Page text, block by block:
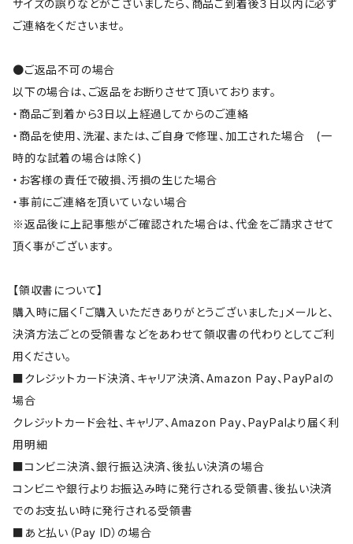
サイズの誤りなどがございましたら、商品ご到着後３日以内に必ず
ご連絡をくださいませ。
●ご返品不可の場合
以下の場合は、ご返品をお断りさせて頂いております。
・商品ご到着から3日以上経過してからのご連絡
・商品を使用、洗濯、または、ご自身で修理、加工された場合 (一
時的な試着の場合は除く)
・お客様の責任で破損、汚損の生じた場合
・事前にご連絡を頂いていない場合
※返品後に上記事態がご確認された場合は、代金をご請求させて
頂く事がございます。
【領収書について】
購入時に届く「ご購入いただきありがとうございました」メールと、
決済方法ごとの受領書などをあわせて領収書の代わりとしてご利
用ください。
■クレジットカード決済、キャリア決済、Amazon Pay、PayPalの
場合
クレジットカード会社、キャリア、Amazon Pay、PayPalより届く利
用明細
■コンビニ決済、銀行振込決済、後払い決済の場合
コンビニや銀行よりお振込み時に発行される受領書、後払い決済
でのお支払い時に発行される受領書
■あと払い（Pay ID）の場合